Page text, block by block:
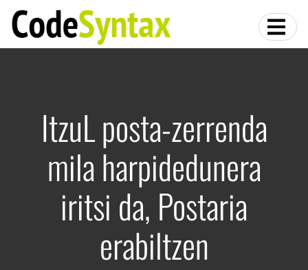
ItzuL posta-zerrenda
mila harpidedunera
iritsi da, Postaria
erabiltzen